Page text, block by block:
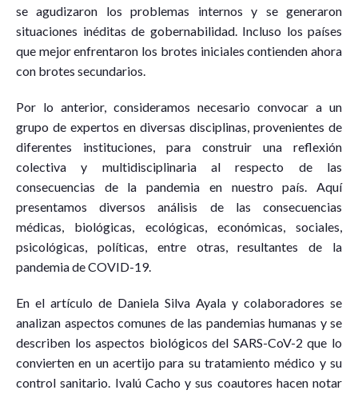
se agudizaron los problemas internos y se generaron
situaciones inéditas de gobernabilidad. Incluso los países
que mejor enfrentaron los brotes iniciales contienden ahora
con brotes secundarios.
Por lo anterior, consideramos necesario convocar a un
grupo de expertos en diversas disciplinas, provenientes de
diferentes instituciones, para construir una reflexión
colectiva y multidisciplinaria al respecto de las
consecuencias de la pandemia en nuestro país. Aquí
presentamos diversos análisis de las consecuencias
médicas, biológicas, ecológicas, económicas, sociales,
psicológicas, políticas, entre otras, resultantes de la
pandemia de COVID-19.
En el artículo de Daniela Silva Ayala y colaboradores se
analizan aspectos comunes de las pandemias humanas y se
describen los aspectos biológicos del SARS-CoV-2 que lo
convierten en un acertijo para su tratamiento médico y su
control sanitario. Ivalú Cacho y sus coautores hacen notar